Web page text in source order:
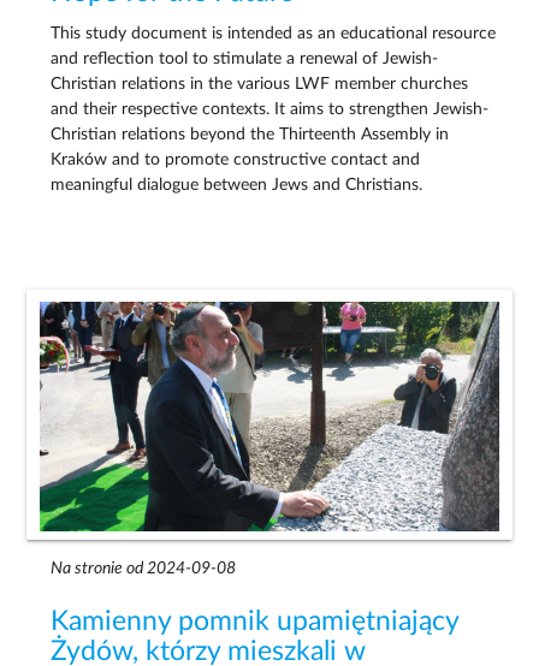
This study document is intended as an educational resource
and reflection tool to stimulate a renewal of Jewish-
Christian relations in the various LWF member churches
and their respective contexts. It aims to strengthen Jewish-
Christian relations beyond the Thirteenth Assembly in
Kraków and to promote constructive contact and
meaningful dialogue between Jews and Christians.
Na stronie od 2024-09-08
Kamienny pomnik upamiętniający
Żydów, którzy mieszkali w